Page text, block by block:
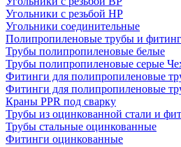
Угольники с резьбой НР
Угольники соединительные
Полипропиленовые трубы и
Трубы полипропиленовые белые
Трубы полипропиленовые серые
Фитинги для полипропиленовые
Фитинги для полипропиленовые
Краны PPR под сварку
Трубы из оцинкованной стали и
Трубы стальные оцинкованные
Фитинги оцинкованные